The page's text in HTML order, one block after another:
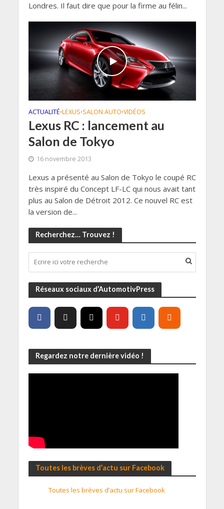
Londres. Il faut dire que pour la firme au félin...
ACTUALITÉ•LEXUS•SALON AUTO•VIDÉOS
Lexus RC : lancement au
Salon de Tokyo
16 novembre 2013
Lexus a présenté au Salon de Tokyo le coupé RC
très inspiré du Concept LF-LC qui nous avait tant
plus au Salon de Détroit 2012. Ce nouvel RC est
la version de...
Recherchez… Trouvez !
Réseaux sociaux d’AutomotivPress
Regardez notre dernière vidéo !
Toutes les brèves d’actu sur Facebook
Toutes les brèves d’actu sur Facebook